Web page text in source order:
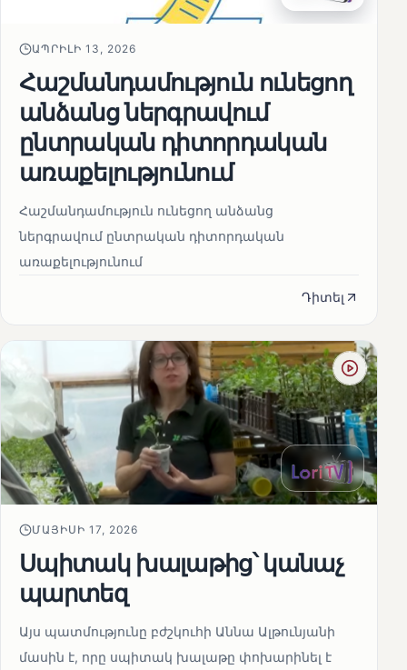
ԱՊՐԻԼԻ 13, 2026
Հաշմանդամություն ունեցող
անձանց ներգրավում
ընտրական դիտորդական
առաքելությունում
Հաշմանդամություն ունեցող անձանց
ներգրավում ընտրական դիտորդական
առաքելությունում
Դիտել
ՄԱՅԻՍԻ 17, 2026
Սպիտակ խալաթից՝ կանաչ
պարտեզ
Այս պատմությունը բժշկուհի Աննա Ալթունյանի
մասին է, որը սպիտակ խալաթը փոխարինել է